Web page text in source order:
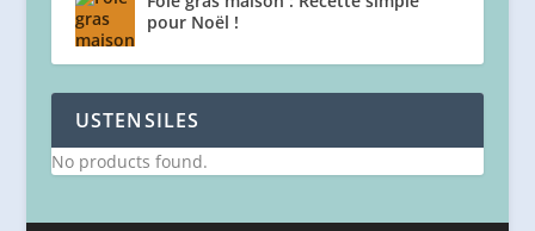
pour Noël !
USTENSILES
No products found.